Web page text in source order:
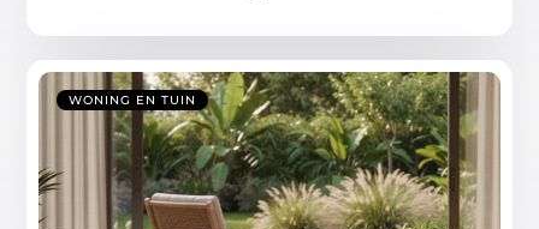
WONING EN TUIN